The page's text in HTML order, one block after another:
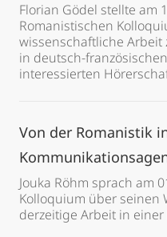
Florian Gödel stellte am
Romanistischen
wissenschaftliche
in deutsch-
interessierten
Von der Romanistik
Jouka Röhm sprach am
Kolloquium über seinen
derzeitige Arbeit in